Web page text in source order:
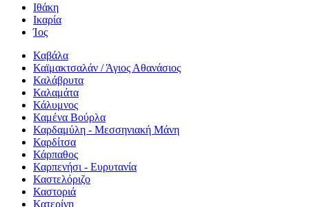
Ιθάκη
Ικαρία
Ίος
Καβάλα
Καϊμακτσαλάν / Άγιος Αθανάσιος
Καλάβρυτα
Καλαμάτα
Κάλυμνος
Καμένα Βούρλα
Καρδαμύλη - Μεσσηνιακή Μάνη
Καρδίτσα
Κάρπαθος
Καρπενήσι - Ευρυτανία
Καστελόριζο
Καστοριά
Κατερίνη